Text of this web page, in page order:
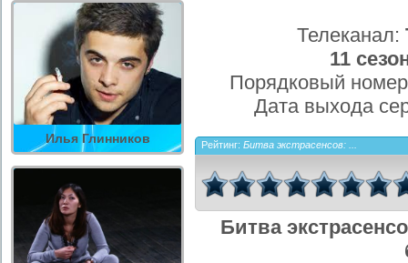
Илья Глинников
Телеканал:
11
Порядковый
Дата выхода
Рейтинг: Битва экстрасенсов: ...
Битва